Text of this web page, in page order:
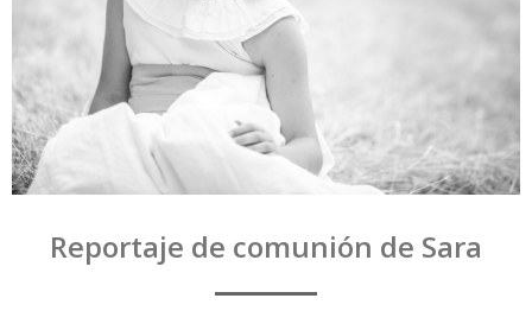
Reportaje de comunión de Sara